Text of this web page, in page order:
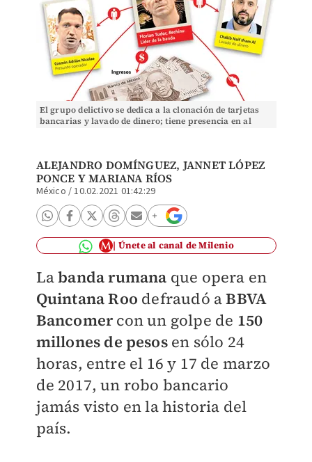
El grupo delictivo se dedica a la clonación de tarjetas
bancarias y lavado de dinero; tiene presencia en al
ALEJANDRO DOMÍNGUEZ, JANNET LÓPEZ
PONCE Y MARIANA RÍOS
México /10.02.2021 01:42:29
Únete al canal de Milenio
Labanda rumana que opera en
Quintana Roo defraudó aBBVA
Bancomercon un golpe de 150
millones de pesosen sólo 24
horas, entre el 16 y 17 de marzo
de 2017, un robo bancario
jamás visto en la historia del
país.